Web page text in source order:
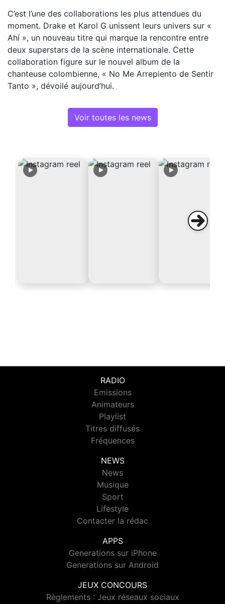
C’est l’une des collaborations les plus attendues du
moment. Drake et Karol G unissent leurs univers sur «
Ahí », un nouveau titre qui marque la rencontre entre
deux superstars de la scène internationale. Cette
collaboration figure sur le nouvel album de la
chanteuse colombienne, « No Me Arrepiento de Sentir
Tanto », dévoilé aujourd’hui.
Voir toutes les news
RADIO
Emissions
Animateurs
Playlist
Titres diffusés
Fréquences
NEWS
News
Musique
Sport
Lifestyle
Contacter la rédac
APPS
Generations sur iPhone
Generations sur Android
JEUX CONCOURS
Règlements : Jeux réseaux sociaux